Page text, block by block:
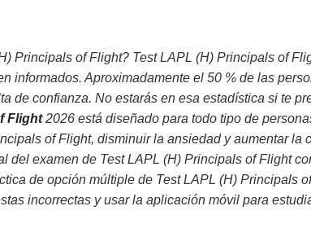
Principals of Flight? Test LAPL (H) Principals of
informados. Aproximadamente el 50 % de las
de confianza. No estarás en esa estadística si te
Flight2026 está diseñado para todo tipo de
of Flight, disminuir la ansiedad y aumentar la
del examen de Test LAPL (H) Principals of Flight
de opción múltiple de Test LAPL (H) Principals
incorrectas y usar la aplicación móvil para